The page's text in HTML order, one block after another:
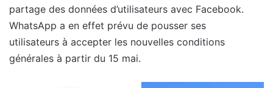
partage des données d’utilisateurs avec Facebook.
WhatsApp a en effet prévu de pousser ses
utilisateurs à accepter les nouvelles conditions
générales à partir du 15 mai.